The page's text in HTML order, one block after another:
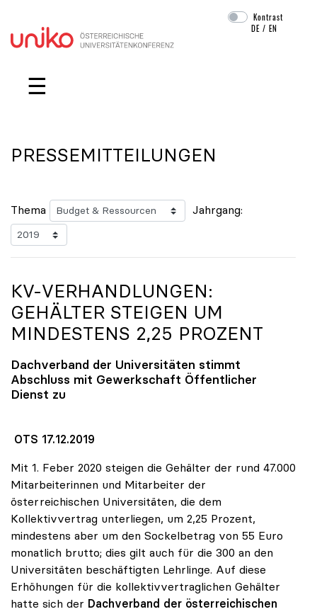
Navigation überspringen
Kontrast
DE /EN
☰
PRESSEMITTEILUNGEN
Thema Jahrgang:
KV-VERHANDLUNGEN:
GEHÄLTER STEIGEN UM
MINDESTENS 2,25 PROZENT
Dachverband der Universitäten stimmt
Abschluss mit Gewerkschaft Öffentlicher
Dienst zu
OTS 17.12.2019
Mit 1. Feber 2020 steigen die Gehälter der rund 47.000
Mitarbeiterinnen und Mitarbeiter der
österreichischen Universitäten, die dem
Kollektivvertrag unterliegen, um 2,25 Prozent,
mindestens aber um den Sockelbetrag von 55 Euro
monatlich brutto; dies gilt auch für die 300 an den
Universitäten beschäftigten Lehrlinge. Auf diese
Erhöhungen für die kollektivvertraglichen Gehälter
hatte sich der Dachverband der österreichischen